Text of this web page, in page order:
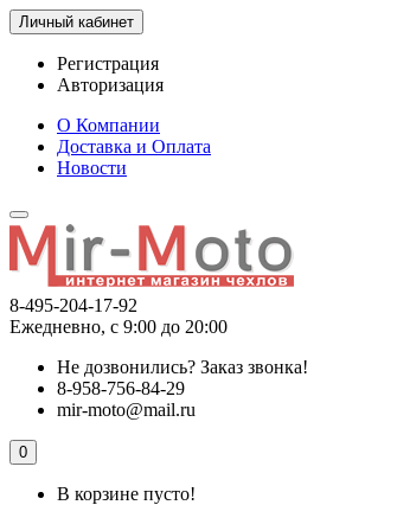
Личный кабинет
Регистрация
Авторизация
О Компании
Доставка и Оплата
Новости
8-495-204-17-92
Ежедневно, с 9:00 до 20:00
Не дозвонились? Заказ звонка!
8-958-756-84-29
mir-moto@mail.ru
0
В корзине пусто!